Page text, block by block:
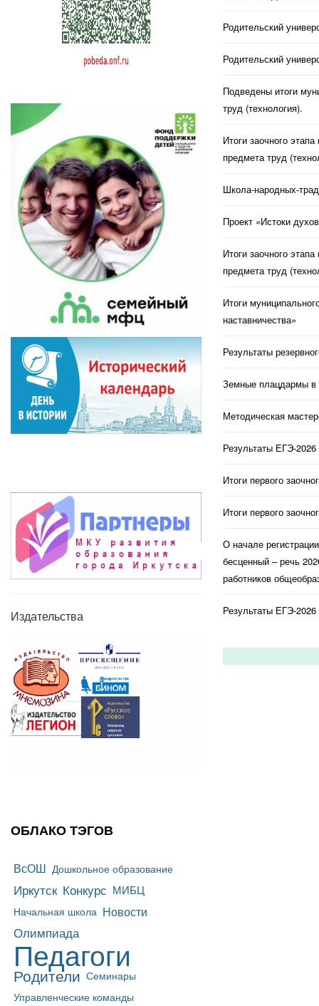
Издательства
ОБЛАКО ТЭГОВ
ВсОШ Дошкольное образование
Иркутск Конкурс МИБЦ
Начальная школа Новости
Олимпиада
Педагоги
Родители Семинары
Управленческие команды
Родительский
Родительский
Подведены итоги
труд (технология).
Итоги заочного
предмета труд
Школа-народных-
Проект «Истоки
Итоги заочного
предмета труд
Итоги
наставничества»
Результаты
Земные плацдармы в
Методическая
Результаты ЕГЭ-
Итоги первого
Итоги первого
О начале
бесценный – речь
работников
Результаты ЕГЭ-